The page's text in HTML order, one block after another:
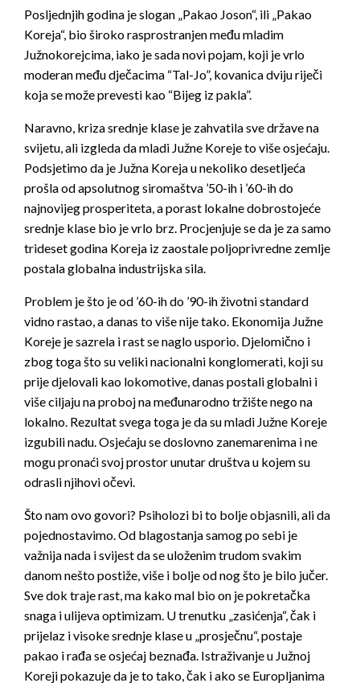
Posljednjih godina je slogan „Pakao Joson“, ili „Pakao
Koreja“, bio široko rasprostranjen među mladim
Južnokorejcima, iako je sada novi pojam, koji je vrlo
moderan među dječacima “Tal-Jo”, kovanica dviju riječi
koja se može prevesti kao “Bijeg iz pakla”.
Naravno, kriza srednje klase je zahvatila sve države na
svijetu, ali izgleda da mladi Južne Koreje to više osjećaju.
Podsjetimo da je Južna Koreja u nekoliko desetljeća
prošla od apsolutnog siromaštva ’50-ih i ’60-ih do
najnovijeg prosperiteta, a porast lokalne dobrostojeće
srednje klase bio je vrlo brz. Procjenjuje se da je za samo
trideset godina Koreja iz zaostale poljoprivredne zemlje
postala globalna industrijska sila.
Problem je što je od ’60-ih do ’90-ih životni standard
vidno rastao, a danas to više nije tako. Ekonomija Južne
Koreje je sazrela i rast se naglo usporio. Djelomično i
zbog toga što su veliki nacionalni konglomerati, koji su
prije djelovali kao lokomotive, danas postali globalni i
više ciljaju na proboj na međunarodno tržište nego na
lokalno. Rezultat svega toga je da su mladi Južne Koreje
izgubili nadu. Osjećaju se doslovno zanemarenima i ne
mogu pronaći svoj prostor unutar društva u kojem su
odrasli njihovi očevi.
Što nam ovo govori? Psiholozi bi to bolje objasnili, ali da
pojednostavimo. Od blagostanja samog po sebi je
važnija nada i svijest da se uloženim trudom svakim
danom nešto postiže, više i bolje od nog što je bilo jučer.
Sve dok traje rast, ma kako mal bio on je pokretačka
snaga i ulijeva optimizam. U trenutku „zasićenja“, čak i
prijelaz i visoke srednje klase u „prosječnu“, postaje
pakao i rađa se osjećaj beznađa. Istraživanje u Južnoj
Koreji pokazuje da je to tako, čak i ako se Europljanima